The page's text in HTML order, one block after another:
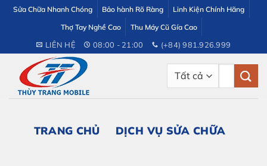
dung
Sửa Chữa Nhanh Chóng Bảo hành Rõ Ràng
Linh Kiện Chính Hãng
Thợ Tay Nghề Cao
Thu Máy Cũ Gía Cao
LIÊN HỆ 08:00 - 21:00 (+84) 981.926.999
TRANG CHỦ DỊCH VỤ SỬA CHỮA